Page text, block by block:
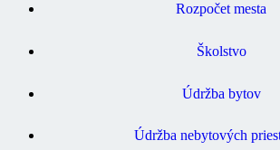
Rozpočet mesta
Školstvo
Údržba bytov
Údržba nebytových